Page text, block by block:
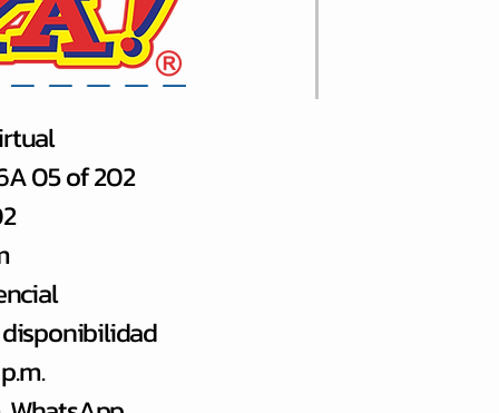
05 of 202